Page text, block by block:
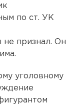
по ст. УК
не признал. Он
уголовному